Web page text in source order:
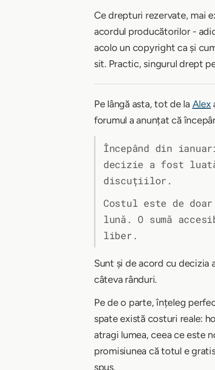
Ce drepturi rezervate, mai
acordul producătorilor -
acolo un copyright ca și
sit. Practic, singurul drept
Pe lângă asta, tot de la Alex
forumul a anunțat că
Începând din
decizie a fost
discuțiilor.
Costul este de
lună. O sumă
liber.
Sunt și de acord cu decizia
câteva rânduri.
Pe de o parte, înțeleg
spate există costuri reale:
atragi lumea, ceea ce este
promisiunea că totul e
spus.